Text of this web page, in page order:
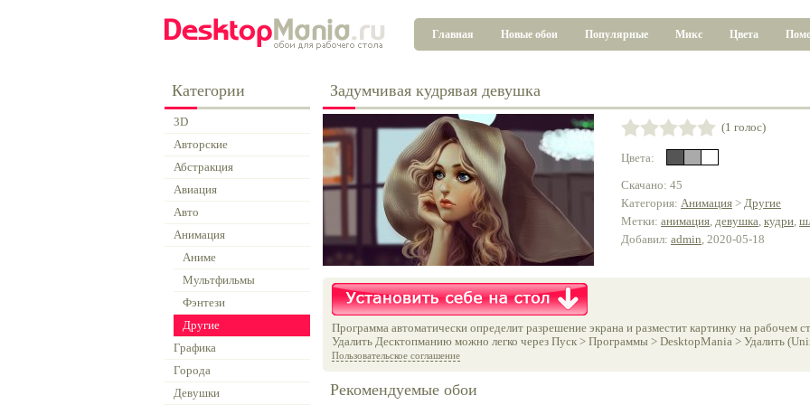
Главная Новые обои Популярные Микс Цвета
Категории
3D
Авторские
Абстракция
Авиация
Авто
Анимация
Аниме
Мультфильмы
Фэнтези
Другие
Графика
Города
Девушки
Задумчивая кудрявая девушка
(1 голос)
Цвета:
Скачано: 45
Категория: Анимация > Другие
Метки: анимация, девушка, кудри,
Добавил: admin, 2020-05-18
Программа автоматически определит разрешение экрана и разместит картинку на рабочем
Удалить Десктопманию можно легко через Пуск > Программы > DesktopMania > Удалить
Пользовательское соглашение
Рекомендуемые обои